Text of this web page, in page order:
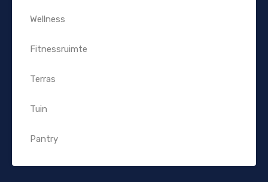
Wellness
Fitnessruimte
Terras
Tuin
Pantry